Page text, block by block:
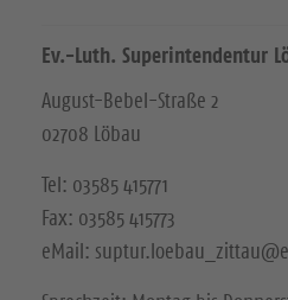
Ev.-Luth. Superintendentur
August-Bebel-Straße 2
02708 Löbau
Tel: 03585 415771
Fax: 03585 415773
eMail: